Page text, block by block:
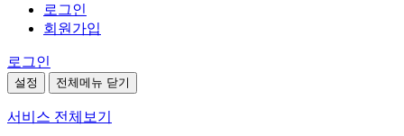
로그인
회원가입
로그인
설정 전체메뉴 닫기
서비스 전체보기